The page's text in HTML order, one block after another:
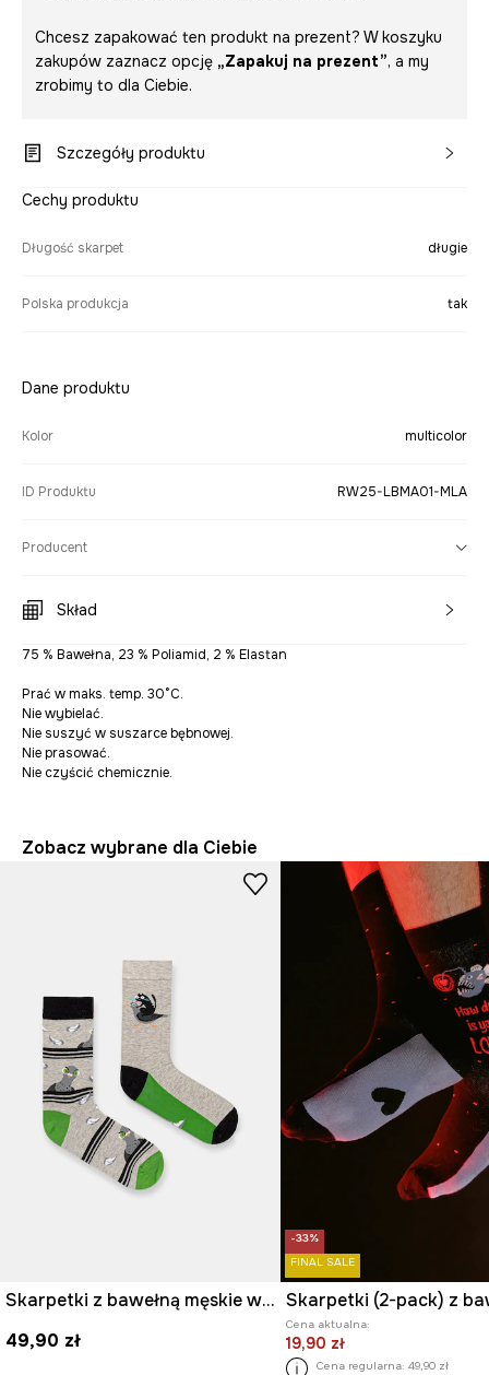
Chcesz zapakować ten produkt na prezent? W koszyku
zakupów zaznacz opcję „Zapakuj na prezent”, a my
zrobimy to dla Ciebie.
Szczegóły produktu
Cechy produktu
Długość skarpet długie
Polska produkcja tak
Dane produktu
Kolor multicolor
ID Produktu RW25-LBMA01-MLA
Producent
Skład
75 % Bawełna, 23 % Poliamid, 2 % Elastan
Prać w maks. temp. 30°C.
Nie wybielać.
Nie suszyć w suszarce bębnowej.
Nie prasować.
Nie czyścić chemicznie.
Zobacz wybrane dla Ciebie
Skarpetki z bawełną męskie wzorzyste (2-pack)
49,90 zł
-33%
FINAL SALE
Cena aktualna:
19,90 zł
Cena regularna: 49,90 zł